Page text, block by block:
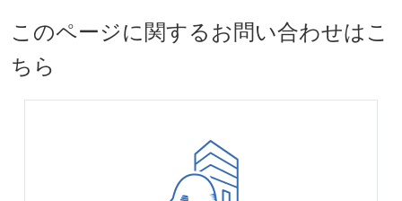
このページに関するお問い合わせはこ
ちら